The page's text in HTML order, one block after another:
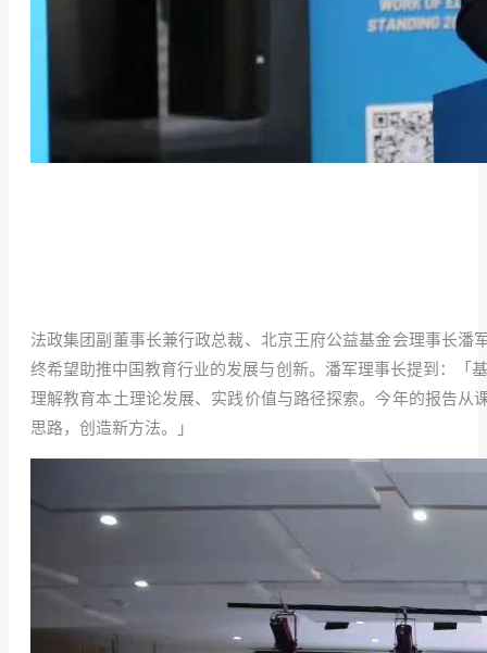
法政集团副董事长兼行政总裁、北京王府公益基金会理事长
终希望助推中国教育行业的发展与创新。潘军理事长提到：「
理解教育本土理论发展、实践价值与路径探索。今年的报告
思路，创造新方法。」